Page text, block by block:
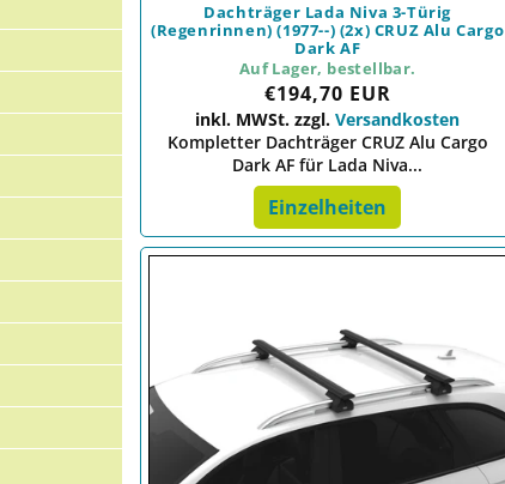
Dachträger Lada Niva 3-Türig
(Regenrinnen) (1977--) (2x) CRUZ Alu Cargo
Dark AF
Auf Lager, bestellbar.
Preis
€194,70 EUR
inkl. MWSt. zzgl.Versandkosten
Kompletter Dachträger CRUZ Alu Cargo
Dark AF für Lada Niva...
Einzelheiten